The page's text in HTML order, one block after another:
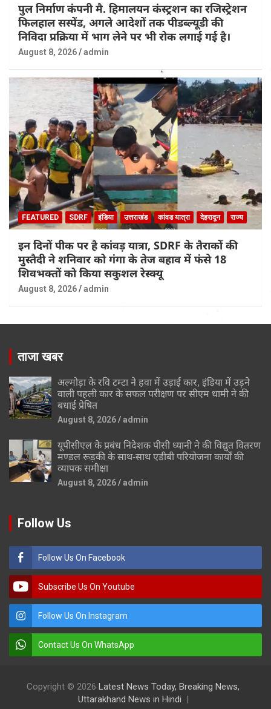
पुल निर्माण कंपनी मै. हिमालयन कंस्ट्रशन का रजिस्ट्रेशन
फिलहाल सस्पेंड, अगले आदेशों तक पीडब्ल्यूडी की
निविदा प्रक्रिया में भाग लेने पर भी रोक लगाई गई है।
August 8, 2026 admin
FEATURED SDRF इंडिया उत्तराखंड कांवड यात्रा देहरादून राज्य
इन दिनों पीक पर है कांवड़ यात्रा, SDRF के तैराकों की
मुस्तैदी ने शनिवार को गंगा के तेज बहाव में फंसे 18
शिवभक्तों को किया सकुशल रेस्क्यू
August 8, 2026 admin
ताजा खबर
अल्मोड़ा के रवि टम्टा ने हवा में उड़ाई कार, इंडिया में उड़ने
वाली पहली कार के सफल परीक्षण पर सीएम धामी ने की
बधाई प्रेषित
August 8, 2026 admin
यूपीसीएल के प्रबंध निदेशक पीसी ध्यानी ने की विद्युत वितरण
मण्डल रूड़की के साथ-साथ एडीबी परियोजना कार्यों की
व्यापक समीक्षा
August 8, 2026 admin
Follow Us
Follow Us On Facebook
Subscribe Us On Youtube
Follow Us On Instagram
Contact Us On WhatsApp
Copyright © 2026 Latest News Today, Breaking News,
Uttarakhand News in Hindi